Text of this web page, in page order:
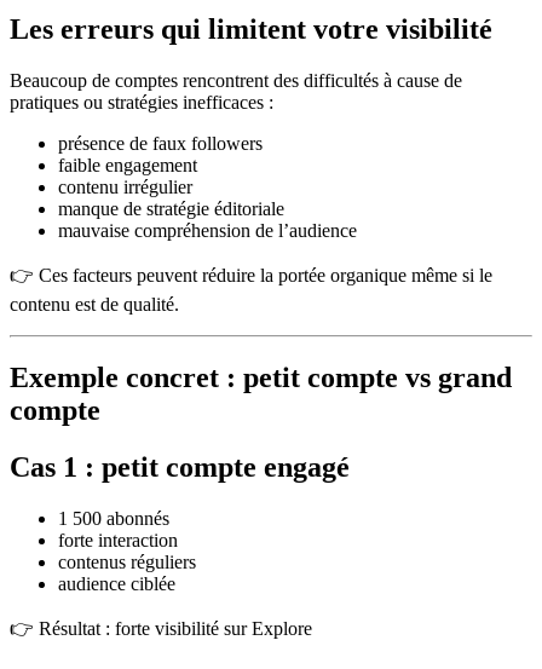
Les erreurs qui limitent votre visibilité
Beaucoup de comptes rencontrent des difficultés à cause de
pratiques ou stratégies inefficaces :
présence de faux followers
faible engagement
contenu irrégulier
manque de stratégie éditoriale
mauvaise compréhension de l’audience
👉 Ces facteurs peuvent réduire la portée organique même si le
contenu est de qualité.
Exemple concret : petit compte vs grand
compte
Cas 1 : petit compte engagé
1 500 abonnés
forte interaction
contenus réguliers
audience ciblée
👉 Résultat : forte visibilité sur Explore